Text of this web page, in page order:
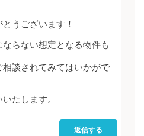
うございます！
らない想定となる物件も
談されてみてはいかがで
たします。
返信する